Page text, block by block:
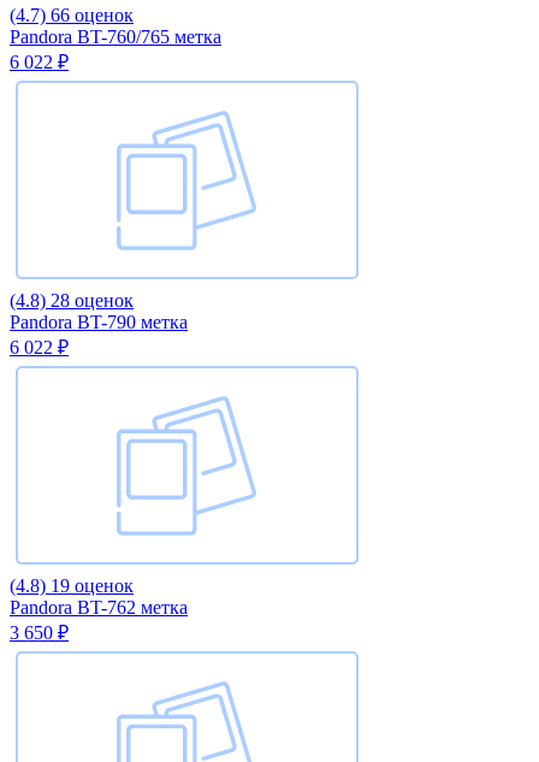
(4.7) 66 оценок
Pandora BT-760/765 метка
6 022 ₽
(4.8) 28 оценок
Pandora BT-790 метка
6 022 ₽
(4.8) 19 оценок
Pandora BT-762 метка
3 650 ₽